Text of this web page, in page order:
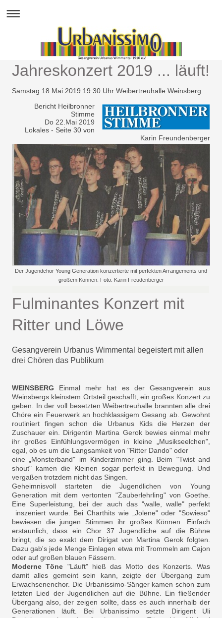
Jahreskonzert 2019 ... läuft!
Samstag 18.Mai 2019 19:30 Uhr Weibertreuhalle Weinsberg
Bericht Heilbronner
Stimme
Do 22.Mai 2019
Lokales - Seite 30 von
Karin Freundenberger
Der Jugendchor Young Generation konzertierte mit perfekten Arrangements und
großem Können. Foto: Karin Freudenberger
Fulminantes Konzert mit
Ritter und Löwe
Gesangverein Urbanus Wimmental begeistert mit allen
drei Chören das Publikum
WEINSBERG Einmal mehr hat es der Gesangverein aus
Weinsbergs kleinstem Ortsteil geschafft, ein großes Konzert zu
geben. In der voll besetzten Weibertreuhalle brannten alle drei
Chöre ein Feuerwerk an hochklassigem Gesang ab. Gewohnt
routiniert fingen schon die Urbanus Kids die Herzen der
Zuschauer ein. Dirigentin Martina Gerok bewies einmal mehr
ihr großes Einfühlungsvermögen in kleine „Musikseelchen",
egal, ob es um die Langsamkeit von "Ritter Dando" oder
eine „Monsterband" im Kinderzimmer ging. Beim "Twist and
shout" kamen die Kleinen sogar perfekt in Bewegung. Und
vergaßen trotzdem nicht das Singen.
Geheimnisvoll starteten die Jugendlichen von Young
Generation mit dem vertonten "Zauberlehrling" von Goethe.
Eine Superleistung, bei der auch das "walle, walle" perfekt
inszeniert wurde. Bei Charthits wie „Jolene" oder "Sowieso"
bewiesen die jungen Stimmen ihr großes Können. Einfach
erstaunlich, dass ein Chor 37 Jugendliche auf die Bühne
bringt, die so exakt dem Dirigat von Martina Gerok folgten.
Dazu gab's jede Menge Einlagen etwa mit Trommeln am Cajon
oder auf großen blauen Fässern.
Moderne Töne "Läuft" hieß das Motto des Konzerts. Was
damit alles gemeint sein kann, zeigte der Übergang zum
Erwachsenenchor. Die Urbanissimo-Sänger kamen schon zum
letzten Lied der Jugendlichen auf die Bühne. Ein fließender
Übergang also, der zeigen sollte, dass es auch innerhalb der
Generationen läuft. Bei Urbanissimo setzte Dirigent Uli